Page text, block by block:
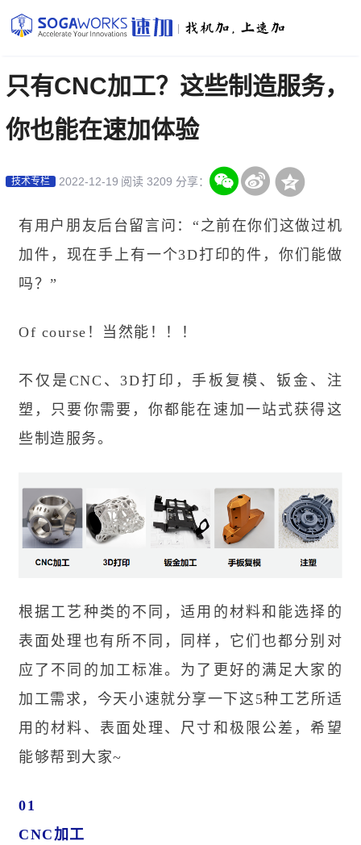
只有CNC加工？这些制造服务，
你也能在速加体验
技术专栏 2022-12-19 阅读 3209 分享：
有用户朋友后台留言问： “之前在你们这做过机
加件，现在手上有一个3D打印的件，你们能做
吗？ ”
Of course ！ 当然能！ ！ ！
不仅是CNC、3D打印，手板复模、钣金、注
塑，只要你需要，你都能在速加一站式获得这
些制造服务。
根据工艺种类的不同，适用的材料和能选择的
表面处理也有所不同，同样，它们也都分别对
应了不同的加工标准。为了更好的满足大家的
加工需求，今天小速就分享一下这5种工艺所适
用的材料、表面处理、尺寸和极限公差，希望
能够帮到大家~
01
CNC加工